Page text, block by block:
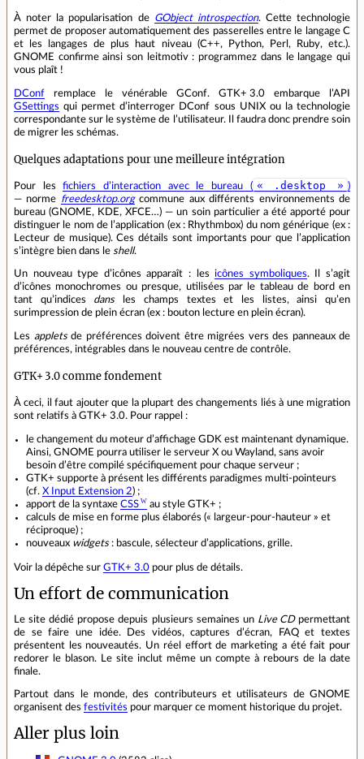
À noter la popularisation de GObject introspection. Cette technologie
permet de proposer automatiquement des passerelles entre le langage C
et les langages de plus haut niveau (C++, Python, Perl, Ruby, etc.).
GNOME confirme ainsi son leitmotiv : programmez dans le langage qui
vous plaît !
DConf remplace le vénérable GConf. GTK+ 3.0 embarque l’API
GSettings qui permet d’interroger DConf sous UNIX ou la technologie
correspondante sur le système de l’utilisateur. Il faudra donc prendre soin
de migrer les schémas.
Quelques adaptations pour une meilleure intégration
Pour lesfichiers d’interaction avec le bureau ( « .desktop » )
— norme freedesktop.orgcommune aux différents environnements de
bureau (GNOME, KDE, XFCE…) — un soin particulier a été apporté pour
distinguer le nom de l’application (ex : Rhythmbox) du nom générique (ex :
Lecteur de musique). Ces détails sont importants pour que l’application
s’intègre bien dans le shell.
Un nouveau type d’icônes apparaît : les icônes symboliques. Il s’agit
d’icônes monochromes ou presque, utilisées par le tableau de bord en
tant qu’indices dansles champs textes et les listes, ainsi qu’en
surimpression de plein écran (ex : bouton lecture en plein écran).
Les appletsde préférences doivent être migrées vers des panneaux de
préférences, intégrables dans le nouveau centre de contrôle.
GTK+ 3.0 comme fondement
À ceci, il faut ajouter que la plupart des changements liés à une migration
sont relatifs à GTK+ 3.0. Pour rappel :
le changement du moteur d’affichage GDK est maintenant dynamique.
Ainsi, GNOME pourra utiliser le serveur X ou Wayland, sans avoir
besoin d’être compilé spécifiquement pour chaque serveur ;
GTK+ supporte à présent les différents paradigmes multi-pointeurs
(cf. X Input Extension 2) ;
apport de la syntaxe CSS
au style GTK+ ;
calculs de mise en forme plus élaborés (« largeur-pour-hauteur » et
réciproque) ;
nouveaux widgets: bascule, sélecteur d’applications, grille.
Voir la dépêche sur GTK+ 3.0 pour plus de détails.
Un effort de communication
Le site dédié propose depuis plusieurs semaines un Live CDpermettant
de se faire une idée. Des vidéos, captures d’écran, FAQ et textes
présentent les nouveautés. Un réel effort de marketing a été fait pour
redorer le blason. Le site inclut même un compte à rebours de la date
finale.
Partout dans le monde, des contributeurs et utilisateurs de GNOME
organisent des festivités pour marquer ce moment historique du projet.
Aller plus loin